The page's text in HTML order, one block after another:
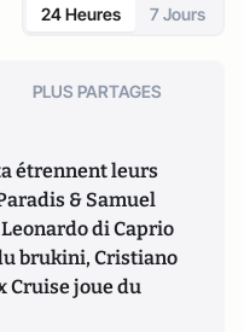
24 Heures 7 Jours
PLUS PARTAGES
étrennent leurs
& Samuel
di Caprio
brukini, Cristiano
Cruise joue du